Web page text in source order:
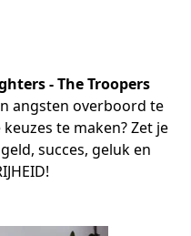
- The Troopers
angsten overboord te
te maken? Zet je
succes, geluk en